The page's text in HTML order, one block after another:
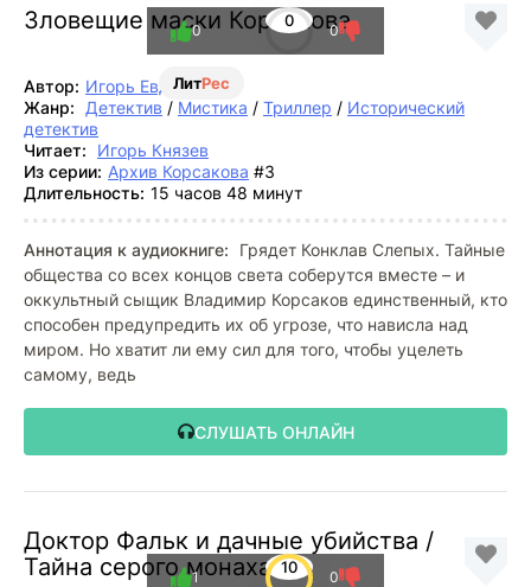
Зловещие маски Корсакова
ЛитРес
0
0 0
Автор: Игорь Евдокимов
Жанр:
Детектив / Мистика / Триллер / Исторический
детектив
Читает:
Игорь Князев
Из серии: Архив Корсакова #3
Длительность: 15 часов 48 минут
Аннотация к аудиокниге:
Грядет Конклав Слепых. Тайные
общества со всех концов света соберутся вместе – и
оккультный сыщик Владимир Корсаков единственный, кто
способен предупредить их об угрозе, что нависла над
миром. Но хватит ли ему сил для того, чтобы уцелеть
самому, ведь
СЛУШАТЬ ОНЛАЙН
Доктор Фальк и дачные убийства /
Тайна серого монаха 10
1 0